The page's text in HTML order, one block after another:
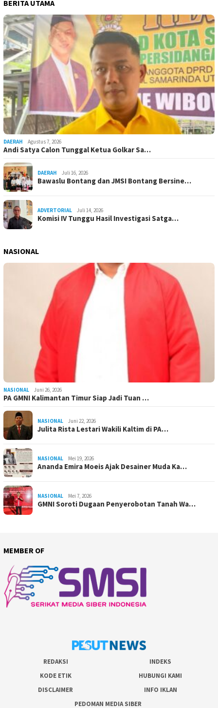
BERITA UTAMA
DAERAH Agustus 7, 2026
Andi Satya Calon Tunggal Ketua Golkar Sa…
DAERAH Juli 16, 2026
Bawaslu Bontang dan JMSI Bontang Bersine…
ADVERTORIAL Juli 14, 2026
Komisi IV Tunggu Hasil Investigasi Satga…
NASIONAL
NASIONAL Juni 26, 2026
PA GMNI Kalimantan Timur Siap Jadi Tuan …
NASIONAL Juni 22, 2026
Julita Rista Lestari Wakili Kaltim di PA…
NASIONAL Mei 19, 2026
Ananda Emira Moeis Ajak Desainer Muda Ka…
NASIONAL Mei 7, 2026
GMNI Soroti Dugaan Penyerobotan Tanah Wa…
MEMBER OF
REDAKSI
INDEKS
KODE ETIK
HUBUNGI KAMI
DISCLAIMER
INFO IKLAN
PEDOMAN MEDIA SIBER